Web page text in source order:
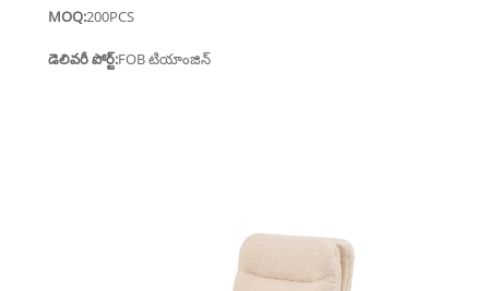
MOQ:200PCS
డెలివరీ పోర్ట్:FOB టియాంజిన్